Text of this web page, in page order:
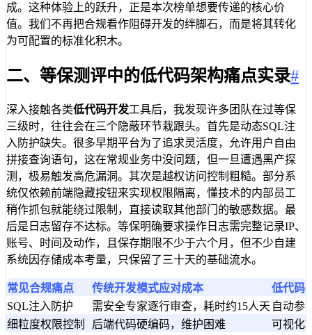
成。这种体验上的跃升，正是本次榜单想要传递的核心价
值。我们不再把合规看作阻碍开发的绊脚石，而是将其转化
为可配置的标准化积木。
二、等保测评中的低代码架构痛点实录#
深入接触各类低代码开发工具后，我发现许多团队在过等保
三级时，往往会在三个隐蔽环节栽跟头。首先是动态SQL注
入防护缺失。很多早期平台为了追求灵活度，允许用户自由
拼接查询语句，这在常规业务中没问题，但一旦遭遇黑产探
测，极易触发高危漏洞。其次是越权访问控制粗糙。部分系
统仅依赖前端隐藏按钮来实现权限隔离，懂技术的内部员工
稍作抓包就能绕过限制，直接读取其他部门的敏感数据。最
后是日志留存不达标。等保明确要求操作日志需完整记录IP、
账号、时间及动作，且保存期限不少于六个月，但不少自建
系统因存储成本考量，只保留了三十天的基础流水。
常见合规痛点 传统开发模式应对成本
低代码
SQL注入防护
需安全专家逐行审查，耗时约15人天 自动参
细粒度权限控制
后端代码硬编码，维护困难
可视化